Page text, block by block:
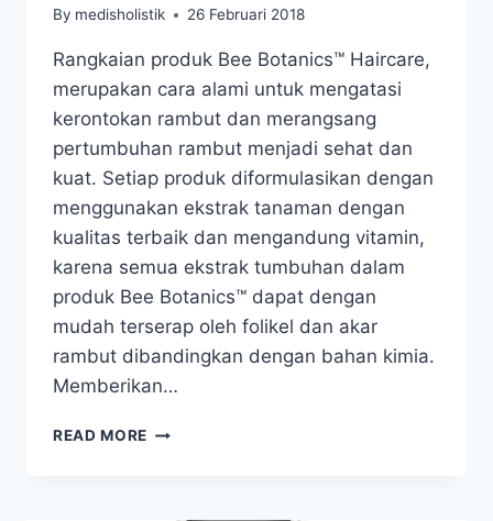
By medisholistik 26 Februari 2018
Rangkaian produk Bee Botanics™ Haircare,
merupakan cara alami untuk mengatasi
kerontokan rambut dan merangsang
pertumbuhan rambut menjadi sehat dan
kuat. Setiap produk diformulasikan dengan
menggunakan ekstrak tanaman dengan
kualitas terbaik dan mengandung vitamin,
karena semua ekstrak tumbuhan dalam
produk Bee Botanics™ dapat dengan
mudah terserap oleh folikel dan akar
rambut dibandingkan dengan bahan kimia.
Memberikan…
READ MORE BEE